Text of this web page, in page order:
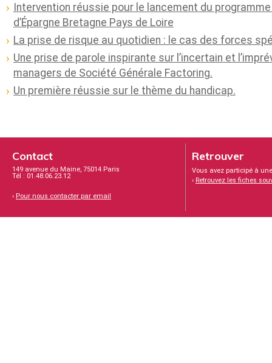
Intervention réussie pour le lancement du
d’Épargne Bretagne Pays de Loire
La prise de risque au quotidien : le cas des forces
Une prise de parole inspirante sur l’incertain et
managers de Société Générale Factoring.
Un première réussie sur le thème du handicap.
Contact
149 avenue du Maine, 75014 Paris
Tél : 01.48.06.23.12
› Pour nous contacter par email
Retrouver
Vous avez participé à
› Retrouvez les fiches